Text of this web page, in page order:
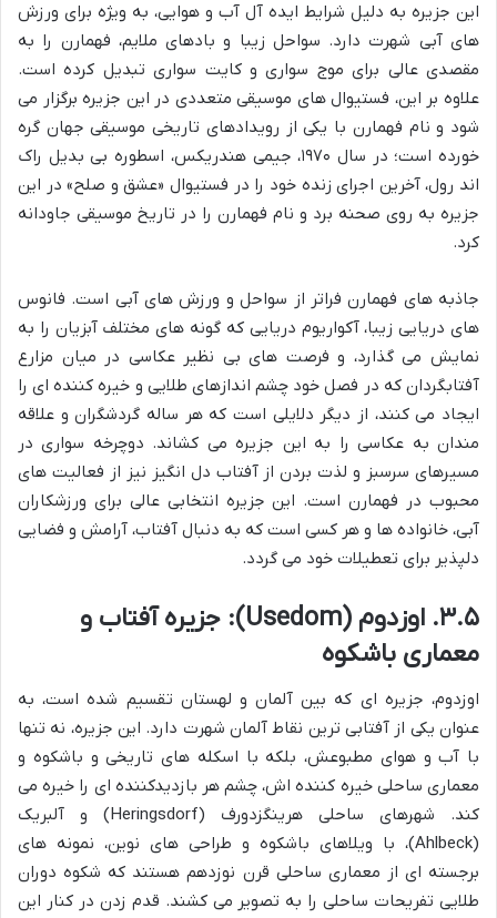
این جزیره به دلیل شرایط ایده آل آب و هوایی، به ویژه برای ورزش
های آبی شهرت دارد. سواحل زیبا و بادهای ملایم، فهمارن را به
مقصدی عالی برای موج سواری و کایت سواری تبدیل کرده است.
علاوه بر این، فستیوال های موسیقی متعددی در این جزیره برگزار می
شود و نام فهمارن با یکی از رویدادهای تاریخی موسیقی جهان گره
خورده است؛ در سال ۱۹۷۰، جیمی هندریکس، اسطوره بی بدیل راک
اند رول، آخرین اجرای زنده خود را در فستیوال «عشق و صلح» در این
جزیره به روی صحنه برد و نام فهمارن را در تاریخ موسیقی جاودانه
کرد.
جاذبه های فهمارن فراتر از سواحل و ورزش های آبی است. فانوس
های دریایی زیبا، آکواریوم دریایی که گونه های مختلف آبزیان را به
نمایش می گذارد، و فرصت های بی نظیر عکاسی در میان مزارع
آفتابگردان که در فصل خود چشم اندازهای طلایی و خیره کننده ای را
ایجاد می کنند، از دیگر دلایلی است که هر ساله گردشگران و علاقه
مندان به عکاسی را به این جزیره می کشاند. دوچرخه سواری در
مسیرهای سرسبز و لذت بردن از آفتاب دل انگیز نیز از فعالیت های
محبوب در فهمارن است. این جزیره انتخابی عالی برای ورزشکاران
آبی، خانواده ها و هر کسی است که به دنبال آفتاب، آرامش و فضایی
دلپذیر برای تعطیلات خود می گردد.
۳.۵. اوزدوم (Usedom): جزیره آفتاب و
معماری باشکوه
اوزدوم، جزیره ای که بین آلمان و لهستان تقسیم شده است، به
عنوان یکی از آفتابی ترین نقاط آلمان شهرت دارد. این جزیره، نه تنها
با آب و هوای مطبوعش، بلکه با اسکله های تاریخی و باشکوه و
معماری ساحلی خیره کننده اش، چشم هر بازدیدکننده ای را خیره می
کند. شهرهای ساحلی هرینگزدورف (Heringsdorf) و آلبریک
(Ahlbeck)، با ویلاهای باشکوه و طراحی های نوین، نمونه های
برجسته ای از معماری ساحلی قرن نوزدهم هستند که شکوه دوران
طلایی تفریحات ساحلی را به تصویر می کشند. قدم زدن در کنار این